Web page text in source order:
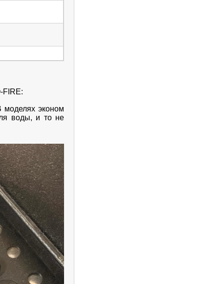
FIRE:
моделях эконом
воды, и то не